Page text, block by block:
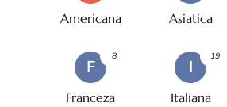
Americana Asiatica
F
Franceza
8
I
Italiana
19